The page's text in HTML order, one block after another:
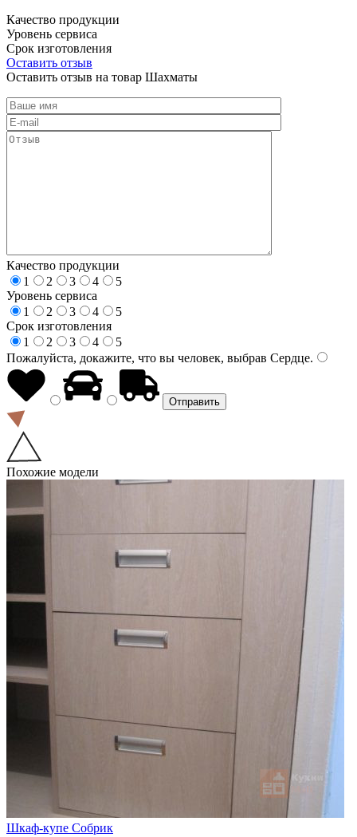
Качество продукции
Уровень сервиса
Срок изготовления
Оставить отзыв
Оставить отзыв на товар Шахматы
Качество продукции
1
2 3 4
5
Уровень сервиса
1
2 3 4
5
Срок изготовления
1
2 3 4
5
Пожалуйста, докажите, что вы человек, выбрав Сердце.
Похожие модели
Шкаф-купе Собрик